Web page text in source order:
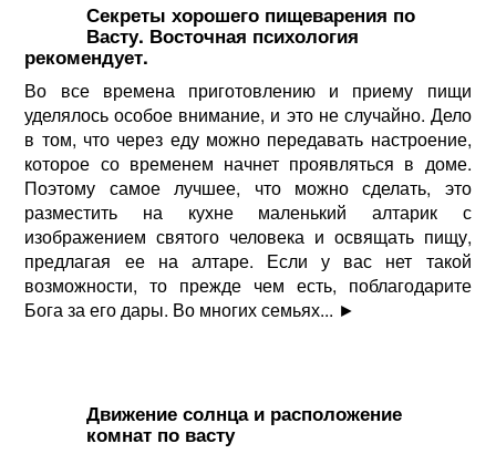
Секреты хорошего пищеварения по
Васту. Восточная психология
рекомендует.
Во все времена приготовлению и приему пищи
уделялось особое внимание, и это не случайно. Дело
в том, что через еду можно передавать настроение,
которое со временем начнет проявляться в доме.
Поэтому самое лучшее, что можно сделать, это
разместить на кухне маленький алтарик с
изображением святого человека и освящать пищу,
предлагая ее на алтаре. Если у вас нет такой
возможности, то прежде чем есть, поблагодарите
Бога за его дары. Во многих семьях... ►
Движение солнца и расположение
комнат по васту